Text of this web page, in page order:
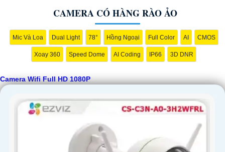
CAMERA CÓ HÀNG RÀO ẢO
Mic Và Loa Dual Light 78° Hồng Ngoại Full Color AI CMOS
Xoay 360 Speed Dome AI Coding IP66 3D DNR
Camera Wifi Full HD 1080P